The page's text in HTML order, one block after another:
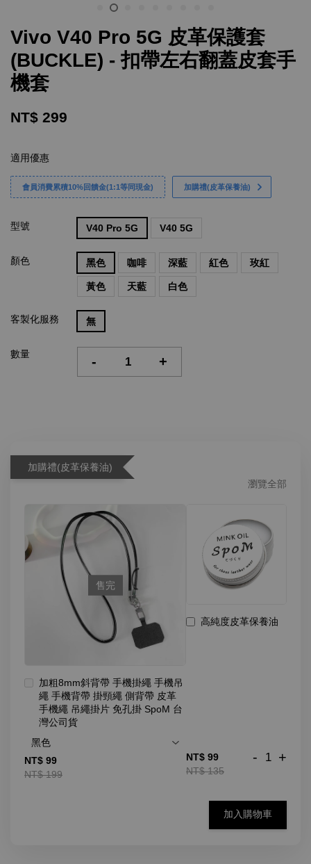
Vivo V40 Pro 5G 皮革保護套
(BUCKLE) - 扣帶左右翻蓋皮套手
機套
NT$ 299
適用優惠
會員消費累積10%回饋金(1:1等同現金) 加購禮(皮革保養油)
型號 V40 Pro 5G V40 5G
顏色 黑色 咖啡 深藍 紅色 玫紅
黃色 天藍 白色
客製化服務 無
數量 - +
加購禮(皮革保養油)
瀏覽全部
售完
加粗8mm斜背帶 手機掛繩 手機吊
繩 手機背帶 掛頸繩 側背帶 皮革
手機繩 吊繩掛片 免孔掛 SpoM 台
灣公司貨
NT$ 99
NT$ 199
高純度皮革保養油
NT$ 99
NT$ 135
- +
加入購物車